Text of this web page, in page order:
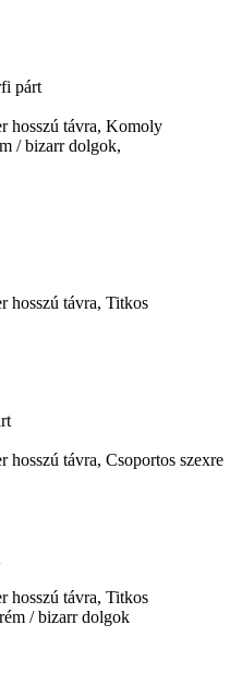
párt
hosszú távra, Komoly
/ bizarr dolgok,
hosszú távra, Titkos
hosszú távra, Csoportos szexre
hosszú távra, Titkos
/ bizarr dolgok